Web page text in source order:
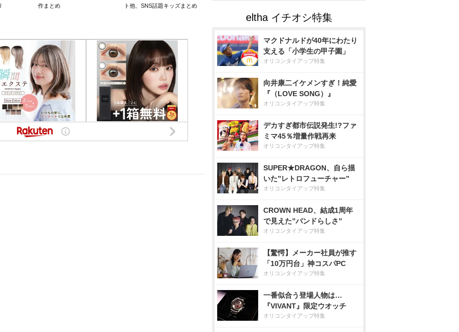
作まとめ
ト他、SNS話題キッズまとめ
マクドナルドが40年にわたり
支える「小学生の甲子園」
オリコンタイアップ特集
向井康二イケメンすぎ！純愛
『（LOVE SONG）』
オリコンタイアップ特集
デカすぎ都市伝説発生!?ファ
ミマ45％増量作戦再来
オリコンタイアップ特集
SUPER★DRAGON、自ら描
いた”レトロフューチャー”
オリコンタイアップ特集
CROWN HEAD、結成1周年
で見えた”バンドらしさ”
オリコンタイアップ特集
【驚愕】メーカー社員が推す
「10万円台」神コスパPC
オリコンタイアップ特集
一番似合う登場人物は…
『VIVANT』限定ウオッチ
オリコンタイアップ特集